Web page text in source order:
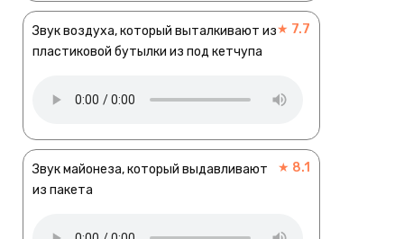
Звук воздуха, который выталкивают из
пластиковой бутылки из под кетчупа
★ 7.7
Звук майонеза, который выдавливают
из пакета
★ 8.1